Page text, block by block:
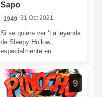
Sapo
1949 31 Oct 2021
Si se quiere ver ‘La leyenda
de Sleepy Hollow’,
especialmente en
acompañarla de ‘El Señor
Sapo’… puesto […]
9